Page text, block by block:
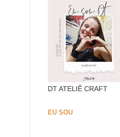
DT ATELIÊ CRAFT
EU SOU